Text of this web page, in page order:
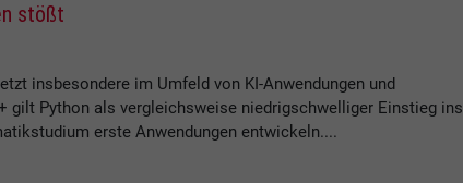
stößt
insbesondere im Umfeld von KI-Anwendungen und
gilt Python als vergleichsweise niedrigschwelliger Einstieg ins
erste Anwendungen entwickeln....